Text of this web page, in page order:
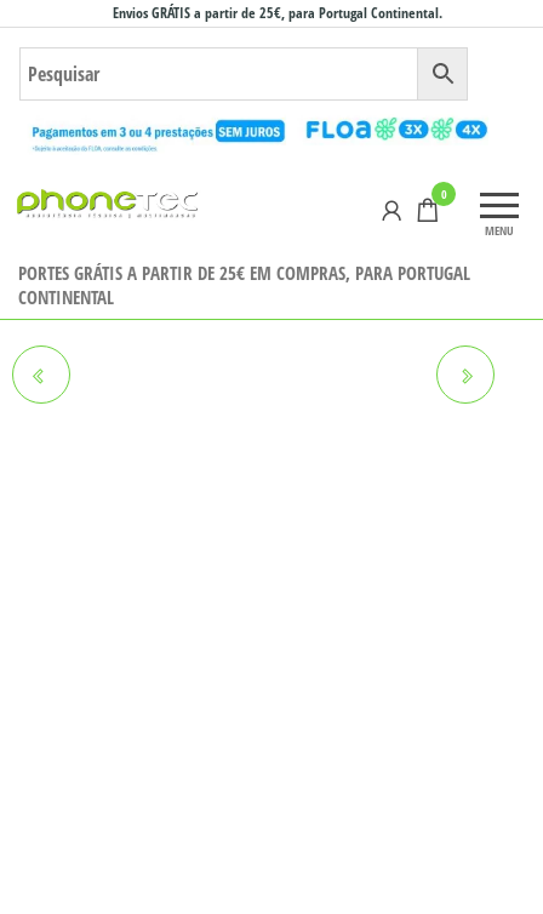
para
conteúdo
Envios GRÁTIS a partir de 25€, para Portugal Continental.
Online
MENU
0
PORTES GRÁTIS A PARTIR DE 25€ EM COMPRAS, PARA PORTUGAL
CONTINENTAL